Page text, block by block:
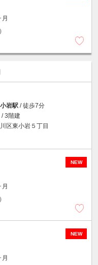
月
）
小岩駅 / 徒歩7分
/ 3階建
区東小岩５丁目
NEW
月
）
NEW
月